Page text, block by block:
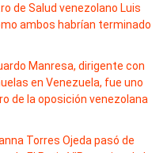
de Salud venezolano Luis
ambos habrían terminado
Manresa, dirigente con
en Venezuela, fue uno
de la oposición venezolana
Torres Ojeda pasó de